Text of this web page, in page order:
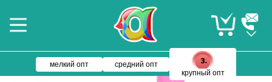
мелкий опт
средний опт
крупный опт